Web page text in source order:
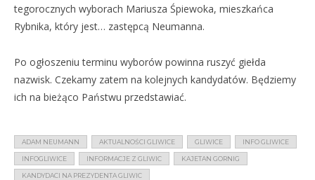
tegorocznych wyborach Mariusza Śpiewoka, mieszkańca
Rybnika, który jest… zastępcą Neumanna.
Po ogłoszeniu terminu wyborów powinna ruszyć giełda
nazwisk. Czekamy zatem na kolejnych kandydatów. Będziemy
ich na bieżąco Państwu przedstawiać.
ADAM NEUMANN AKTUALNOŚCI GLIWICE GLIWICE INFO GLIWICE
INFOGLIWICE INFORMACJE Z GLIWIC KAJETAN GORNIG
KANDYDACI NA PREZYDENTA GLIWIC